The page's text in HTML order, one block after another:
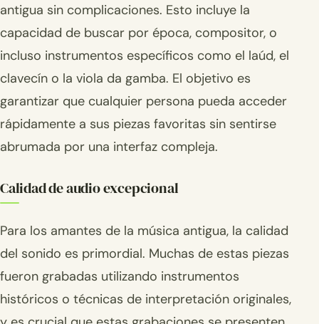
antigua sin complicaciones. Esto incluye la
capacidad de buscar por época, compositor, o
incluso instrumentos específicos como el laúd, el
clavecín o la viola da gamba. El objetivo es
garantizar que cualquier persona pueda acceder
rápidamente a sus piezas favoritas sin sentirse
abrumada por una interfaz compleja.
Calidad de audio excepcional
Para los amantes de la música antigua, la calidad
del sonido es primordial. Muchas de estas piezas
fueron grabadas utilizando instrumentos
históricos o técnicas de interpretación originales,